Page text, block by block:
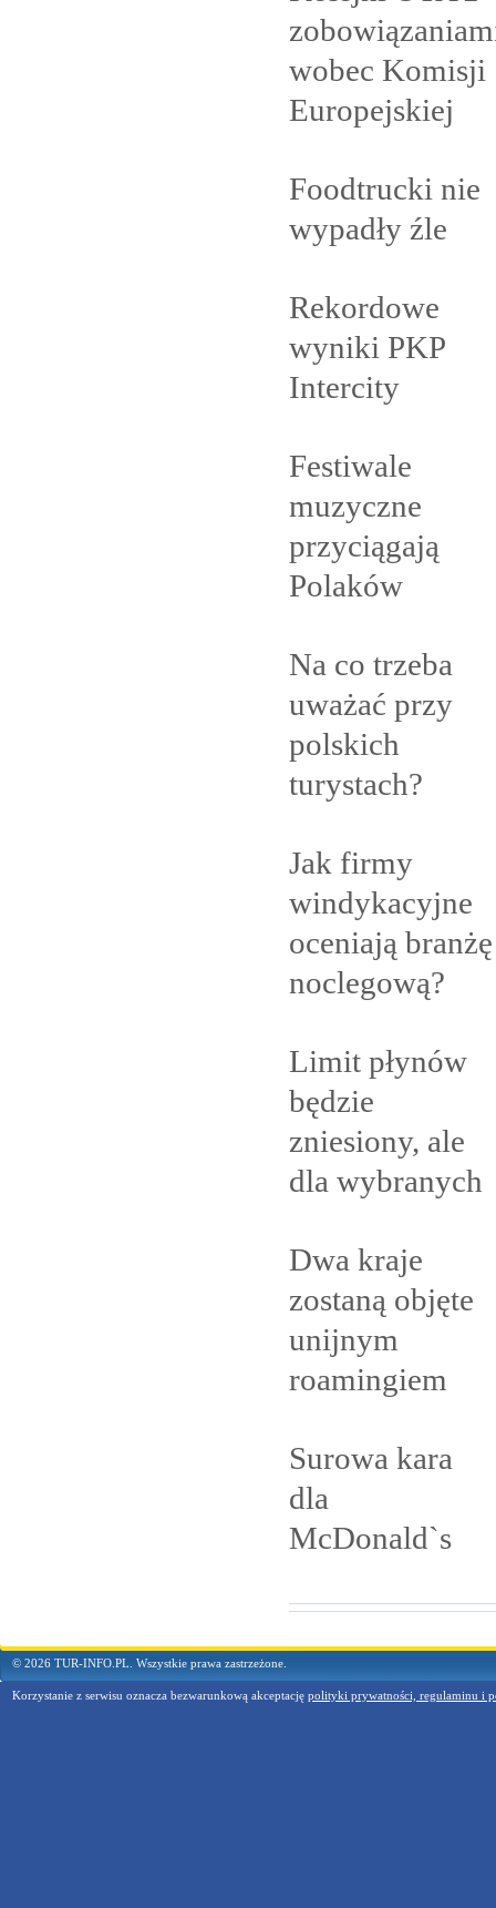
wobec Komisji
Europejskiej
Foodtrucki nie
wypadły źle
Rekordowe
wyniki PKP
Intercity
Festiwale
muzyczne
przyciągają
Polaków
Na co trzeba
uważać przy
polskich
turystach?
Jak firmy
windykacyjne
oceniają branżę
noclegową?
Limit płynów
będzie
zniesiony, ale
dla wybranych
Dwa kraje
zostaną objęte
unijnym
roamingiem
Surowa kara
dla
McDonald`s
© 2026 TUR-INFO.PL. Wszystkie prawa zastrzeżone.
Korzystanie z serwisu oznacza bezwarunkową akceptację polityki prywatności, regulaminu i